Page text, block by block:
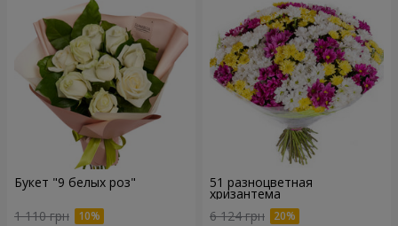
Букет "9 белых роз"
1 110 грн
51 разноцветная
хризантема
6 124 грн